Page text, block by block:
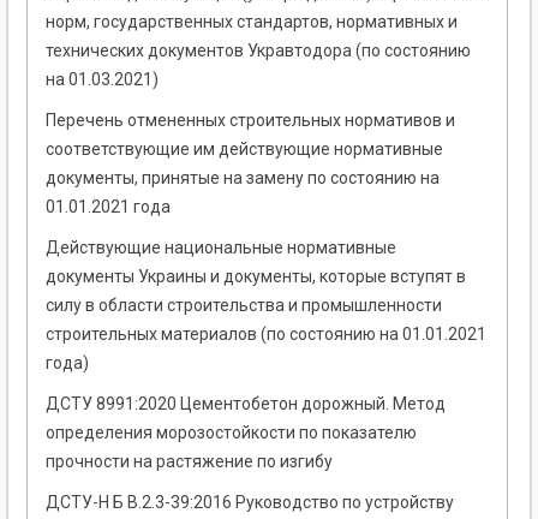
норм, государственных стандартов, нормативных и
технических документов Укравтодора (по состоянию
на 01.03.2021)
Перечень отмененных строительных нормативов и
соответствующие им действующие нормативные
документы, принятые на замену по состоянию на
01.01.2021 года
Действующие национальные нормативные
документы Украины и документы, которые вступят в
силу в области строительства и промышленности
строительных материалов (по состоянию на 01.01.2021
года)
ДСТУ 8991:2020 Цементобетон дорожный. Метод
определения морозостойкости по показателю
прочности на растяжение по изгибу
ДСТУ-Н Б В.2.3-39:2016 Руководство по устройству